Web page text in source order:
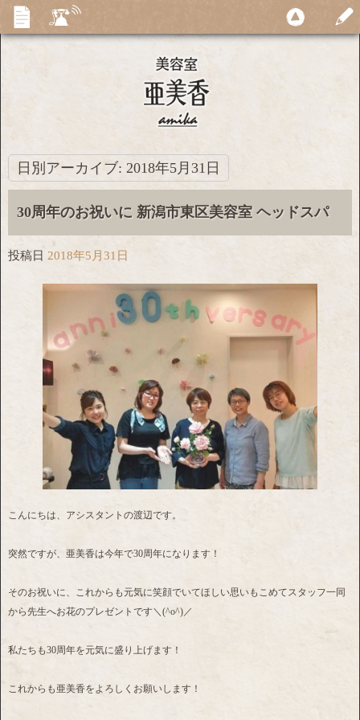
日別アーカイブ: 2018年5月31日
30周年のお祝いに 新潟市東区美容室 ヘッドスパ
投稿日 2018年5月31日
こんにちは、アシスタントの渡辺です。
突然ですが、亜美香は今年で30周年になります！
そのお祝いに、これからも元気に笑顔でいてほしい思いもこめてスタッフ一同
から先生へお花のプレゼントです＼(^o^)／
私たちも30周年を元気に盛り上げます！
これからも亜美香をよろしくお願いします！